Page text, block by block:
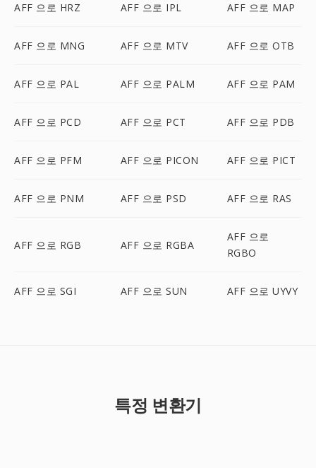
AFF 으로 HRZ AFF 으로 IPL AFF 으로 MAP
AFF 으로 MNG AFF 으로 MTV AFF 으로 OTB
AFF 으로 PAL AFF 으로 PALM AFF 으로 PAM
AFF 으로 PCD AFF 으로 PCT AFF 으로 PDB
AFF 으로 PFM AFF 으로 PICON AFF 으로 PICT
AFF 으로 PNM AFF 으로 PSD AFF 으로 RAS
AFF 으로 RGB AFF 으로 RGBA
AFF 으로
RGBO
AFF 으로 SGI AFF 으로 SUN AFF 으로 UYVY
특정 변환기